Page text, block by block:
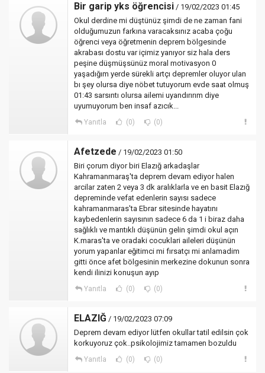
Bir garip yks öğrencisi / 19/02/2023 01:45
Okul derdine mi düştünüz şimdi de ne zaman fani
olduğumuzun farkına varacaksınız acaba çoğu
öğrenci veya öğretmenin deprem bölgesinde
akrabası dostu var içimiz yanıyor siz hala ders
peşine düşmüşsünüz moral motivasyon 0
yaşadığım yerde sürekli artçı depremler oluyor ulan
bı şey olursa diye nöbet tutuyorum evde saat olmuş
01:43 sarsıntı olursa ailemi uyandırırım diye
uyumuyorum ben insaf azıcık...
Yanıtla (0) (0)
Afetzede / 19/02/2023 01:50
Biri çorum diyor biri Elazığ arkadaşlar
Kahramanmaraş'ta deprem devam ediyor halen
arcilar zaten 2 veya 3 dk aralıklarla ve en basit Elazığ
depreminde vefat edenlerin sayısı sadece
kahramanmaras'ta Ebrar sitesinde hayatını
kaybedenlerin sayısının sadece 6 da 1 i biraz daha
sağlıklı ve mantıklı düşünün gelin şimdi okul açın
K.maras'ta ve oradaki cocuklari aileleri düşünün
yorum yapanlar eğitimci mi fırsatçı mi anlamadim
gitti önce afet bölgesinin merkezine dokunun sonra
kendi ilinizi konuşun ayıp
Yanıtla (0) (0)
ELAZIĞ / 19/02/2023 07:09
Deprem devam ediyor lütfen okullar tatil edilsin çok
korkuyoruz çok..psikolojimiz tamamen bozuldu
Yanıtla (0) (0)